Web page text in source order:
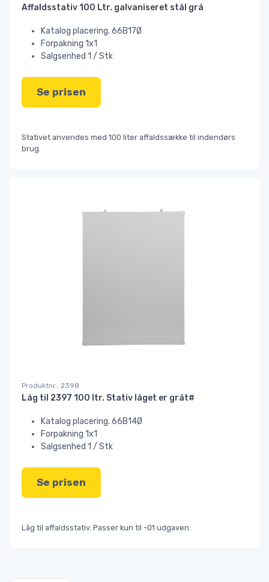
Affaldsstativ 100 Ltr. galvaniseret stål grå
Katalog placering. 66B17Ø
Forpakning 1x1
Salgsenhed 1 / Stk
Se prisen
Stativet anvendes med 100 liter affaldssække til indendørs
brug.
Produktnr.: 2398
Låg til 2397 100 ltr. Stativ låget er gråt#
Katalog placering. 66B14Ø
Forpakning 1x1
Salgsenhed 1 / Stk
Se prisen
Låg til affaldsstativ. Passer kun til -01 udgaven.